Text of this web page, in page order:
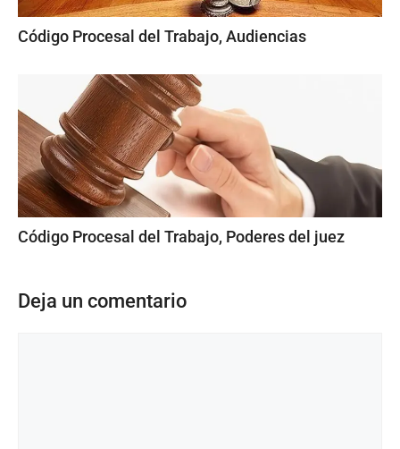
Código Procesal del Trabajo, Audiencias
Código Procesal del Trabajo, Poderes del juez
Deja un comentario